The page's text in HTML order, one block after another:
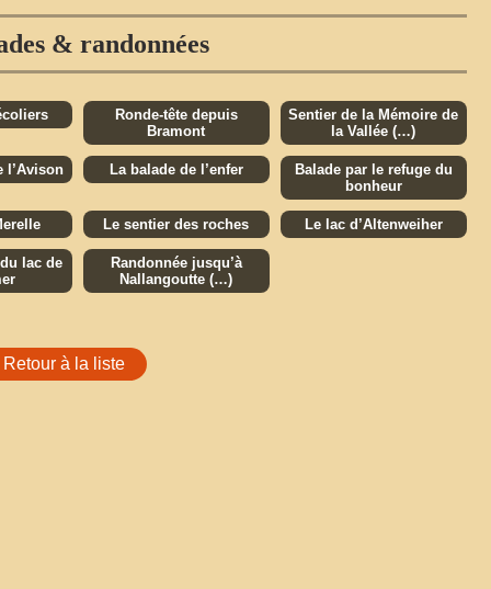
& randonnées
Ronde-tête depuis
Bramont
Sentier de la Mémoire de
la Vallée (…)
l’Avison La balade de l’enfer
Balade par le refuge du
bonheur
Le sentier des roches Le lac d’Altenweiher
lac de
Randonnée jusqu’à
Nallangoutte (…)
Retour à la liste